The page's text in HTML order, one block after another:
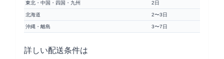
東北・中国・四国・九州 2日
北海道 2〜3日
沖縄・離島 3〜7日
詳しい配送条件は